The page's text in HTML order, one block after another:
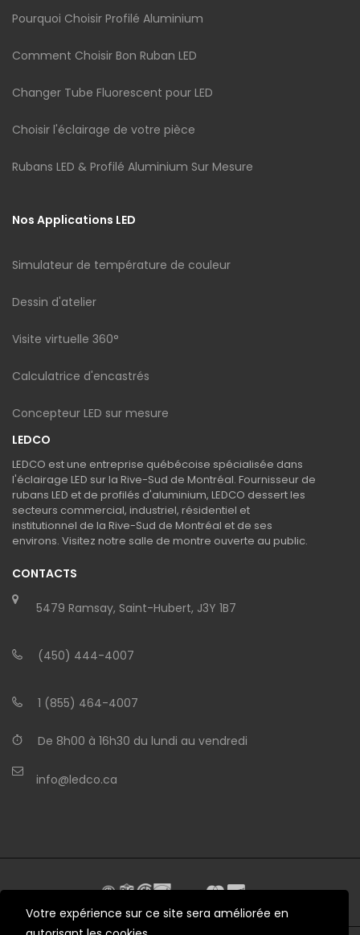
Pourquoi Choisir Profilé Aluminium
Comment Choisir Bon Ruban LED
Changer Tube Fluorescent pour LED
Choisir l'éclairage de votre pièce
Rubans LED & Profilé Aluminium Sur Mesure
Nos Applications LED
Simulateur de température de couleur
Dessin d'atelier
Visite virtuelle 360°
Calculatrice d'encastrés
Concepteur LED sur mesure
LEDCO
LEDCO est une entreprise québécoise spécialisée dans
l'éclairage LED sur la Rive-Sud de Montréal. Fournisseur de
rubans LED et de profilés d'aluminium, LEDCO dessert les
secteurs commercial, industriel, résidentiel et
institutionnel de la Rive-Sud de Montréal et de ses
environs. Visitez notre salle de montre ouverte au public.
CONTACTS
5479 Ramsay, Saint-Hubert, J3Y 1B7
(450) 444-4007
1 (855) 464-4007
De 8h00 à 16h30 du lundi au vendredi
info@ledco.ca
Votre expérience sur ce site sera améliorée en